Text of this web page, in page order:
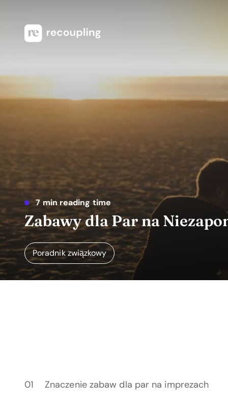
7 min reading time
Zabawy dla Par na
Poradnik związkowy
Znaczenie zabaw dla par na imprezach